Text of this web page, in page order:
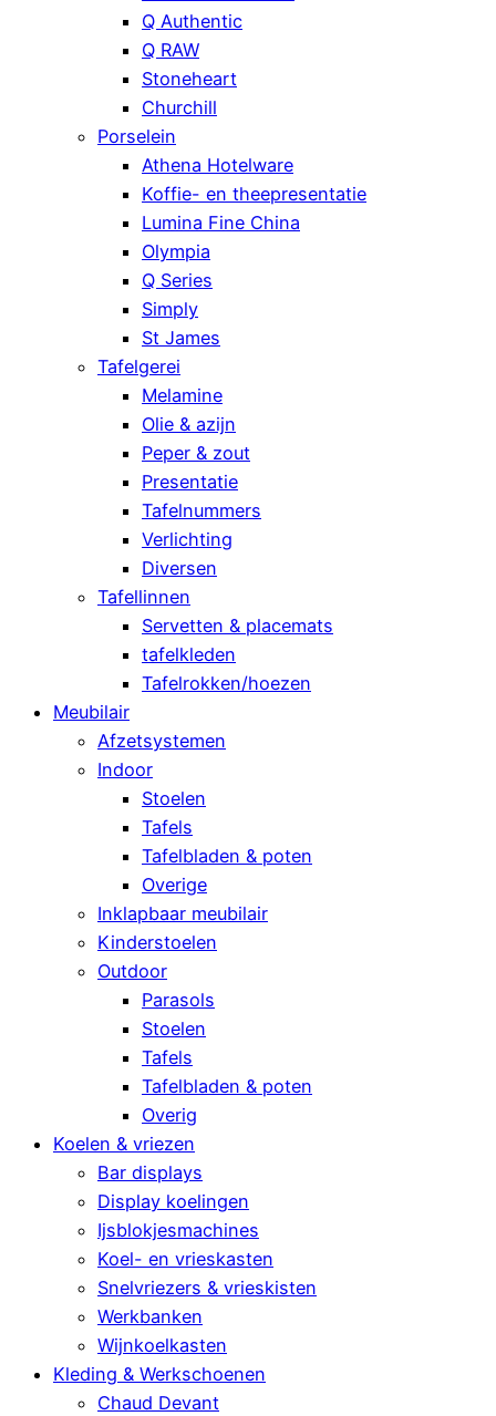
Q Authentic
Q RAW
Stoneheart
Churchill
Porselein
Athena Hotelware
Koffie- en theepresentatie
Lumina Fine China
Olympia
Q Series
Simply
St James
Tafelgerei
Melamine
Olie & azijn
Peper & zout
Presentatie
Tafelnummers
Verlichting
Diversen
Tafellinnen
Servetten & placemats
tafelkleden
Tafelrokken/hoezen
Meubilair
Afzetsystemen
Indoor
Stoelen
Tafels
Tafelbladen & poten
Overige
Inklapbaar meubilair
Kinderstoelen
Outdoor
Parasols
Stoelen
Tafels
Tafelbladen & poten
Overig
Koelen & vriezen
Bar displays
Display koelingen
Ijsblokjesmachines
Koel- en vrieskasten
Snelvriezers & vrieskisten
Werkbanken
Wijnkoelkasten
Kleding & Werkschoenen
Chaud Devant